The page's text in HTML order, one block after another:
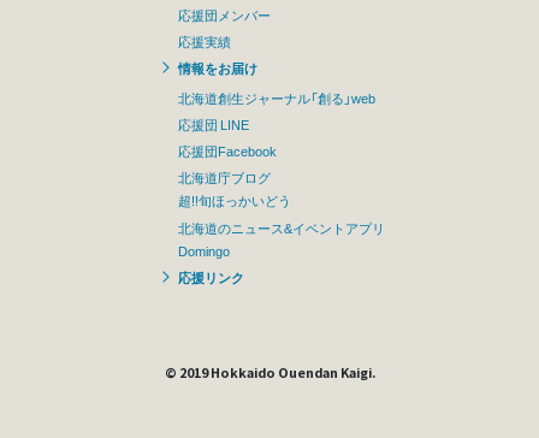
応援団メンバー
応援実績
情報をお届け
北海道創生ジャーナル「創る」web
応援団 LINE
応援団Facebook
北海道庁ブログ
超!!旬ほっかいどう
北海道のニュース&イベントアプリ
Domingo
応援リンク
© 2019 Hokkaido Ouendan Kaigi.